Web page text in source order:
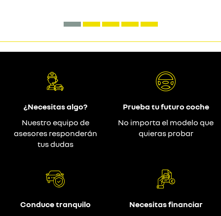
¿Necesitas algo?
Nuestro equipo de
asesores responderán
tus dudas
Prueba tu futuro coche
No importa el modelo que
quieras probar
Conduce tranquilo
Necesitas financiar